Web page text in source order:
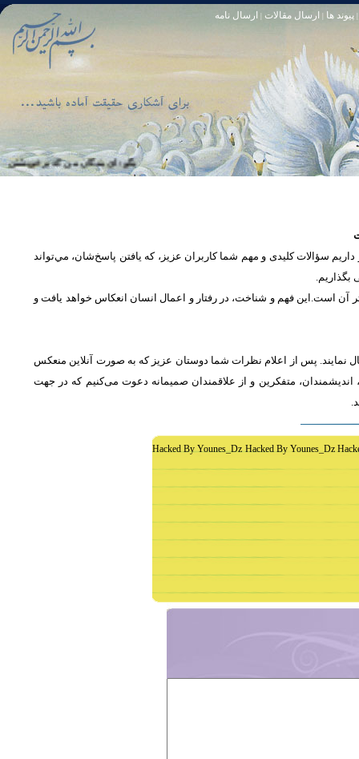
پیوند ها ارسال مقالات ارسال نامه
بگو: اى بندگان من كه بر خويشتن زياده‏تا [مبادا] كسى بگويد: افسوس بر آنچه در كار خدا كوتاهى كردم! و حقّا كه من از ريشخند كنندگان بودم. سوره زمر 56
سؤالات کلیدی و مهم شما كاربران عزیز، که یافتن پاسخ‌‌شان، مي‌تواند
بگذاریم.
آن است.این فهم و شناخت، در رفتار و اعمال انسان انعكاس خواهد يافت و
پس از اعلام نظرات شما دوستان عزیز که به صورت آنلاین منعکس
متفکرین و از علاقمندان صمیمانه دعوت می‌کنیم که در جهت
Hacked By Younes_Dz Hacked By Younes_Dz